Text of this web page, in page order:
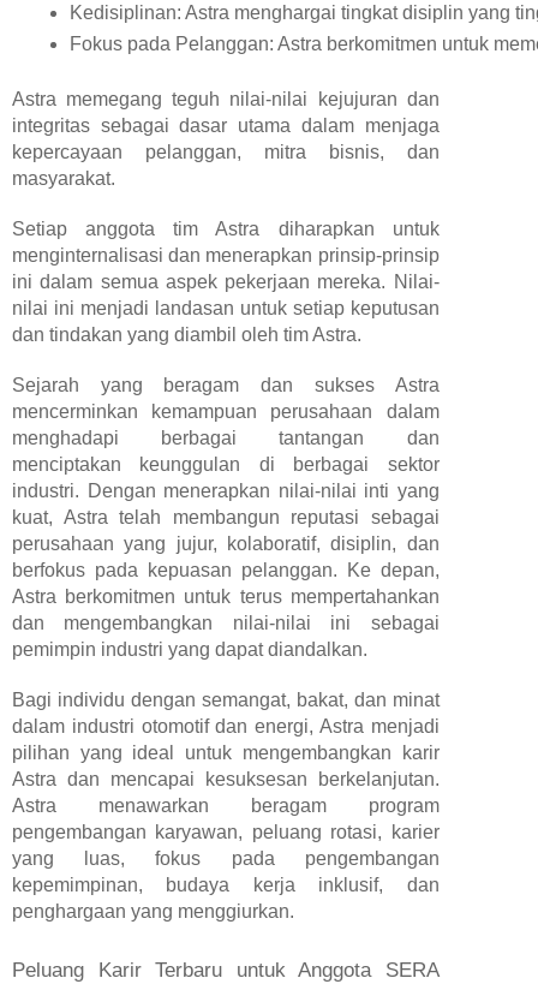
Kedisiplinan: Astra menghargai tingkat disiplin yang
Fokus pada Pelanggan: Astra berkomitmen untuk
Astra memegang teguh nilai-nilai kejujuran dan
integritas sebagai dasar utama dalam menjaga
kepercayaan pelanggan, mitra bisnis, dan
masyarakat.
Setiap anggota tim Astra diharapkan untuk
menginternalisasi dan menerapkan prinsip-prinsip
ini dalam semua aspek pekerjaan mereka. Nilai-
nilai ini menjadi landasan untuk setiap keputusan
dan tindakan yang diambil oleh tim Astra.
Sejarah yang beragam dan sukses Astra
mencerminkan kemampuan perusahaan dalam
menghadapi berbagai tantangan dan
menciptakan keunggulan di berbagai sektor
industri. Dengan menerapkan nilai-nilai inti yang
kuat, Astra telah membangun reputasi sebagai
perusahaan yang jujur, kolaboratif, disiplin, dan
berfokus pada kepuasan pelanggan. Ke depan,
Astra berkomitmen untuk terus mempertahankan
dan mengembangkan nilai-nilai ini sebagai
pemimpin industri yang dapat diandalkan.
Bagi individu dengan semangat, bakat, dan minat
dalam industri otomotif dan energi, Astra menjadi
pilihan yang ideal untuk mengembangkan karir
Astra dan mencapai kesuksesan berkelanjutan.
Astra menawarkan beragam program
pengembangan karyawan, peluang rotasi, karier
yang luas, fokus pada pengembangan
kepemimpinan, budaya kerja inklusif, dan
penghargaan yang menggiurkan.
Peluang Karir Terbaru untuk Anggota SERA